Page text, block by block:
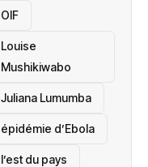
OIF
Louise
Mushikiwabo
Juliana Lumumba
épidémie d’Ebola
l’est du pays